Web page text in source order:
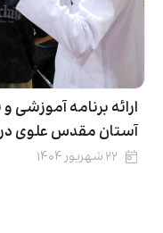
ارائه برنامه
آستان مقدس علوی در
۲۲ شهریور ۱۴۰۴